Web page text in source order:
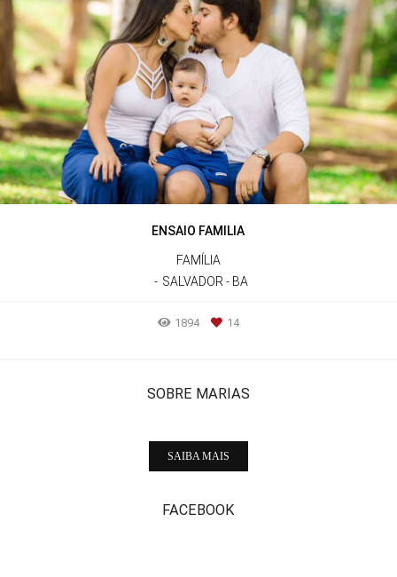
ENSAIO FAMILIA
FAMÍLIA
SALVADOR - BA
1894 14
SOBRE MARIAS
SAIBA MAIS
FACEBOOK